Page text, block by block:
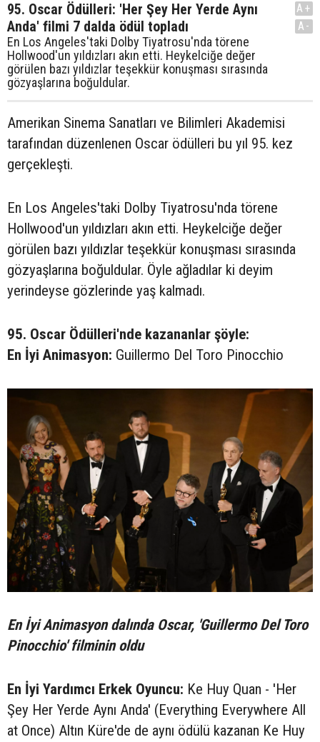
95. Oscar Ödülleri: 'Her Şey Her Yerde Aynı
Anda' filmi 7 dalda ödül topladı
En Los Angeles'taki Dolby Tiyatrosu'nda törene
Hollwood'un yıldızları akın etti. Heykelciğe değer
görülen bazı yıldızlar teşekkür konuşması sırasında
gözyaşlarına boğuldular.
A+
A-
Amerikan Sinema Sanatları ve Bilimleri Akademisi
tarafından düzenlenen Oscar ödülleri bu yıl 95. kez
gerçekleşti.
En Los Angeles'taki Dolby Tiyatrosu'nda törene
Hollwood'un yıldızları akın etti. Heykelciğe değer
görülen bazı yıldızlar teşekkür konuşması sırasında
gözyaşlarına boğuldular. Öyle ağladılar ki deyim
yerindeyse gözlerinde yaş kalmadı.
95. Oscar Ödülleri'nde kazananlar şöyle:
En İyi Animasyon: Guillermo Del Toro Pinocchio
En İyi Animasyon dalında Oscar, 'Guillermo Del Toro
Pinocchio' filminin oldu
En İyi Yardımcı Erkek Oyuncu: Ke Huy Quan - 'Her
Şey Her Yerde Aynı Anda' (Everything Everywhere All
at Once) Altın Küre'de de aynı ödülü kazanan Ke Huy